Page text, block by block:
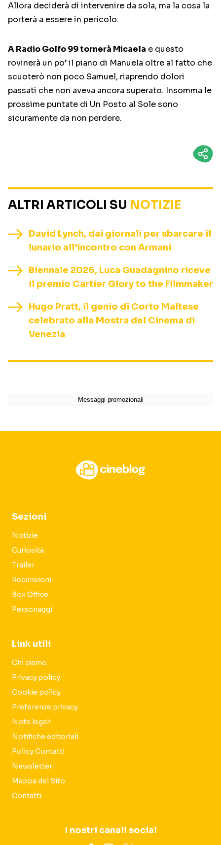
Allora deciderà di intervenire da sola, ma la cosa la
porterà a essere in pericolo.
A Radio Golfo 99 tornerà Micaela e questo
rovinerà un po’ il piano di Manuela oltre al fatto che
scuoterò non poco Samuel, riaprendo dolori
passati che non aveva ancora superato. Insomma le
prossime puntate di Un Posto al Sole sono
sicuramente da non perdere.
ALTRI ARTICOLI SU NOTIZIE
David Lynch, dai giornali per sbarcare il
lunario all’incontro con Armani
Biennale 2026, Luca Guadagnino riceve
il premio Cartier Glory to the Filmmaker
Hugo Pratt, il genio di Corto Maltese
celebrato alla Mostra del Cinema di
Venezia
Sezioni
Notizie
Curiosità
Trailer
Recensioni
Box Office
Personaggi
Link utili
Chi siamo
Privacy policy
Cookie policy
Preferenze privacy
Note legali
Notifiche editoriali
Policy Contatti
Newsletter
Mappa del Sito
Contatti
I nostri canali social